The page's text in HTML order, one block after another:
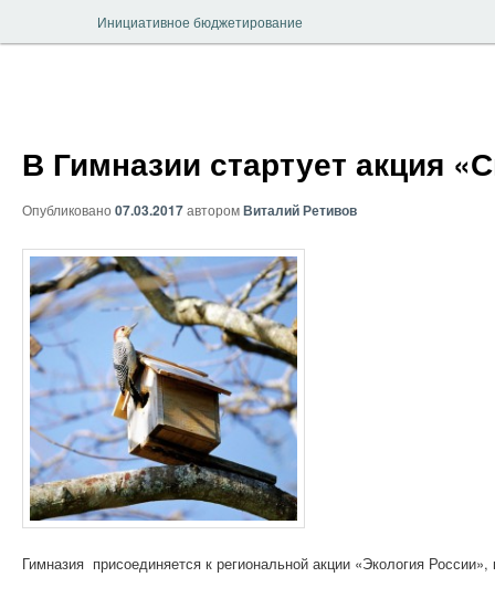
Инициативное бюджетирование
В Гимназии стартует акция
Опубликовано 07.03.2017авторомВиталий Ретивов
Гимназия присоединяется к региональной акции «Экология